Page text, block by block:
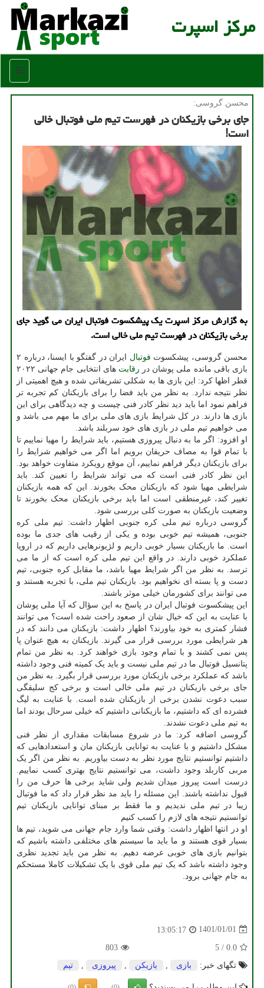
مركز اسپرت
منو
محسن گروسی:
جای برخی بازیکنان در فهرست تیم ملی فوتبال خالی
است!
به گزارش مرکز اسپرت یک پیشکسوت فوتبال ایران می گوید جای
برخی بازیکنان در فهرست تیم ملی خالی است.
محسن گروسی، پیشکسوت فوتبال
ایران در گفتگو با ایسنا، درباره ۲
بازی باقی مانده ملی پوشان در رقابت
های انتخابی جام جهانی ۲۰۲۲
قطر اظها کرد: این بازی ها به شکلی تشریفاتی شده و هیچ اهمیتی از
نظر نتیجه ندارد. به نظر من باید فضا را برای بازیکنان کم تجربه تر
فراهم نمود اما باید دید نظر کادر فنی چیست و چه دیدگاهی برای این
بازی ها دارند. در کل شرایط بازی های ملی برای ما مهم می باشد و
می خواهیم تیم ملی در بازی های خود سربلند باشد.
او افزود: اگر ما به دنبال پیروزی هستیم، باید شرایط را مهیا نماییم تا
با تمام قوا به مصاف حریفان برویم اما اگر می خواهیم شرایط را
برای بازیکنان دیگر فراهم نماییم، آن موقع رویکرد متفاوت خواهد بود.
این نظر کادر فنی است که می تواند شرایط را تعیین کند. باید
شرایطی مهیا شود که بازیکنان محک بخورند. این که همه بازیکنان
تغییر کند، غیرمنطقی است اما باید برخی بازیکنان محک بخورند تا
وضعیت بازیکنان به صورت کلی بررسی شود.
گروسی درباره تیم ملی کره جنوبی اظهار داشت: تیم ملی کره
جنوبی، همیشه تیم خوبی بوده و یکی از رقیب های جدی ما بوده
است. ما بازیکنان بسیار خوبی داریم و لژیونرهایی داریم که در اروپا
عملکرد خوبی دارند. در واقع این تیم ملی کره است که از ما می
ترسد. به نظر من اگر شرایط مهیا باشد، ما مقابل کره جنوبی، تیم
دست و پا بسته ای نخواهیم بود. بازیکنان تیم ملی، با تجربه هستند و
می توانند برای کشورمان خیلی موثر باشند.
این پیشکسوت فوتبال ایران در پاسخ به این سؤال که آیا ملی پوشان
با عنایت به این که خیال شان از صعود راحت شده است؟ می توانند
فشار کمتری به خود بیاورند؟ اظهار داشت: بازیکنان می دانند که در
هر شرایطی مورد بررسی قرار می گیرند. بازیکنان به هیچ عنوان پا
پس نمی کشند و با تمام وجود بازی خواهند کرد. به نظر من تمام
پتانسیل فوتبال ما در تیم ملی نیست و باید یک کمیته فنی وجود داشته
باشد که عملکرد برخی بازیکنان مورد بررسی قرار بگیرد. به نظر من
جای برخی بازیکنان در تیم ملی خالی است و برخی کج سلیقگی
سبب دعوت نشدن برخی از بازیکنان شده است. با عنایت به لیگ
فشرده ای که داشتیم، ما بازیکنانی داشتیم که خیلی سرحال بودند اما
به تیم ملی دعوت نشدند.
گروسی اضافه کرد: ما در شروع مسابقات مقداری از نظر فنی
مشکل داشتیم و با عنایت به توانایی بازیکنان مان و استعدادهایی که
داشتیم توانستیم نتایج مورد نظر به دست بیاوریم. به نظر من اگر یک
مربی کاربلد وجود داشت، می توانستیم نتایج بهتری کسب نماییم.
درست است پیروز میدان شدیم ولی شاید برخی ها حرف من را
قبول نداشته باشند. این مسئله را باید مد نظر قرار داد که ما فوتبال
زیبا در تیم ملی ندیدیم و ما فقط بر مبنای توانایی بازیکنان تیم
توانستیم نتیجه های لازم را کسب کنیم
او در انتها اظهار داشت: وقتی شما وارد جام جهانی می شوید، تیم ها
بسیار قوی هستند و ما باید ما سیستم های مختلفی داشته باشیم که
بتوانیم بازی های خوبی عرضه دهیم. به نظر من باید تجدید نظری
وجود داشته باشد که یک تیم ملی قوی با یک تشکیلات کاملا مستحکم
به جام جهانی برود.
1401/01/01
13:05:17
0.0
/
5
803
تگهای خبر:
بازی بازیكن پیروزی تیم